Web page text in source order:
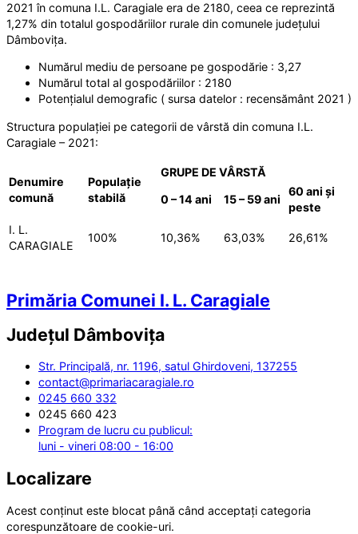
2021 în comuna I.L. Caragiale era de 2180, ceea ce reprezintă
1,27% din totalul gospodăriilor rurale din comunele județului
Dâmbovița.
Numărul mediu de persoane pe gospodărie : 3,27
Numărul total al gospodăriilor : 2180
Potențialul demografic ( sursa datelor : recensământ 2021 )
Structura populației pe categorii de vârstă din comuna I.L.
Caragiale – 2021:
Denumire
comună
Populație
stabilă
GRUPE DE VÂRSTĂ
0 – 14 ani
15 – 59 ani
60 ani și
peste
I. L.
CARAGIALE
100% 10,36% 63,03% 26,61%
Primăria Comunei I. L. Caragiale
Județul Dâmbovița
Str. Principală, nr. 1196, satul Ghirdoveni, 137255
contact@primariacaragiale.ro
0245 660 332
0245 660 423
Program de lucru cu publicul:
luni - vineri 08:00 - 16:00
Localizare
Acest conținut este blocat până când acceptați categoria
corespunzătoare de cookie-uri.